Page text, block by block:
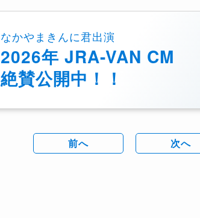
なかやまきんに君出演
2026年 JRA-VAN CM
絶賛公開中！！
前へ 次へ